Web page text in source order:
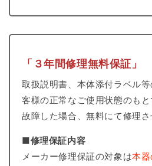
「３年間修理無料保証」
取扱説明書、本体添付ラベル
客様の正常なご使用状態のも
故障した場合、無料にて修理さ
■修理保証内容
メーカー修理保証の対象は本